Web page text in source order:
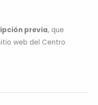
previa, que
web del Centro